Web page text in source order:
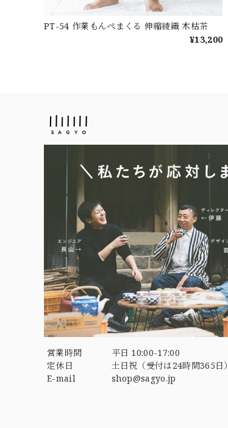
PT-54 作業もんぺまくる 伸縮綾織 木枯茶
¥13,200
営業時間
平日 10:00-17:00
定休日
土日祝（受付は24時間365日）
E-mail
shop@sagyo.jp